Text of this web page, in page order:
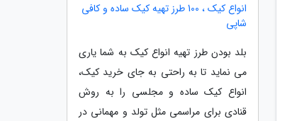
انواع کیک ، 100 طرز تهیه کیک ساده و کافی
شاپی
بلد بودن طرز تهیه انواع کیک به شما یاری
می نماید تا به راحتی به جای خرید کیک،
انواع کیک ساده و مجلسی را به روش
قنادی برای مراسمی مثل تولد و مهمانی در